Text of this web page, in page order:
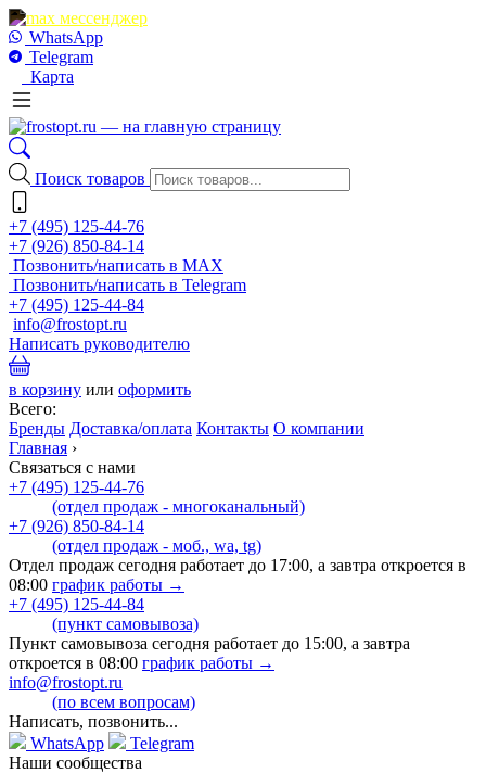
WhatsApp
Telegram
Карта
Поиск товаров
+7 (495) 125-44-76
+7 (926) 850-84-14
Позвонить/написать в MAX
Позвонить/написать в Telegram
+7 (495) 125-44-84
info@frostopt.ru
Написать руководителю
в корзину или оформить
Всего:
Бренды Доставка/оплата Контакты О компании
Главная ›
Связаться с нами
+7 (495) 125-44-76
(отдел продаж - многоканальный)
+7 (926) 850-84-14
(отдел продаж - моб., wa, tg)
Отдел продаж сегодня работает до 17:00, а завтра откроется в
08:00 график работы →
+7 (495) 125-44-84
(пункт самовывоза)
Пункт самовывоза сегодня работает до 15:00, а завтра
откроется в 08:00 график работы →
info@frostopt.ru
(по всем вопросам)
Написать, позвонить...
WhatsApp
Telegram
Наши сообщества